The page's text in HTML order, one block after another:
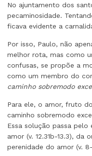
No ajuntamento dos
pecaminosidade.
ficava evidente a
Por isso, Paulo, não
melhor rota, mas como
confusas, se propõe a
como um membro do
caminho sobremodo
Para ele, o amor, fruto
caminho sobremodo
Essa solução passa
amor (v. 12.31b-13.3), da
perenidade do amor (v. 8-